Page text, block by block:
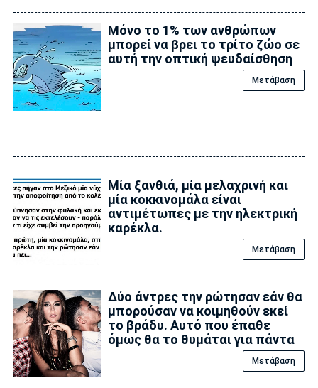
Μόνο το 1% των ανθρώπων
μπορεί να βρει το τρίτο ζώο σε
αυτή την οπτική ψευδαίσθηση
Μετάβαση
Μία ξανθιά, μία μελαχρινή και
μία κοκκινομάλα είναι
αντιμέτωπες με την ηλεκτρική
καρέκλα.
Μετάβαση
Δύο άντρες την ρώτησαν εάν θα
μπορούσαν να κοιμηθούν εκεί
το βράδυ. Αυτό που έπαθε
όμως θα το θυμάται για πάντα
Μετάβαση